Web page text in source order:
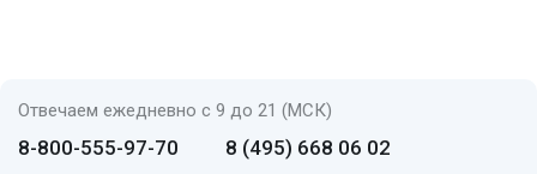
Отвечаем ежедневно с 9 до 21 (МСК)
8-800-555-97-70 8 (495) 668 06 02